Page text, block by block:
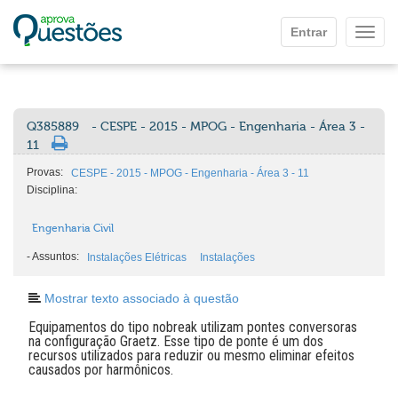
Entrar
Q385889
- CESPE - 2015 - MPOG - Engenharia - Área 3 -
11
Provas:
CESPE - 2015 - MPOG - Engenharia - Área 3 - 11
Disciplina:
Engenharia Civil
-Assuntos: Instalações Elétricas Instalações
Mostrar texto associado à questão
Equipamentos do tipo nobreak utilizam pontes conversoras
na configuração Graetz. Esse tipo de ponte é um dos
recursos utilizados para reduzir ou mesmo eliminar efeitos
causados por harmônicos.